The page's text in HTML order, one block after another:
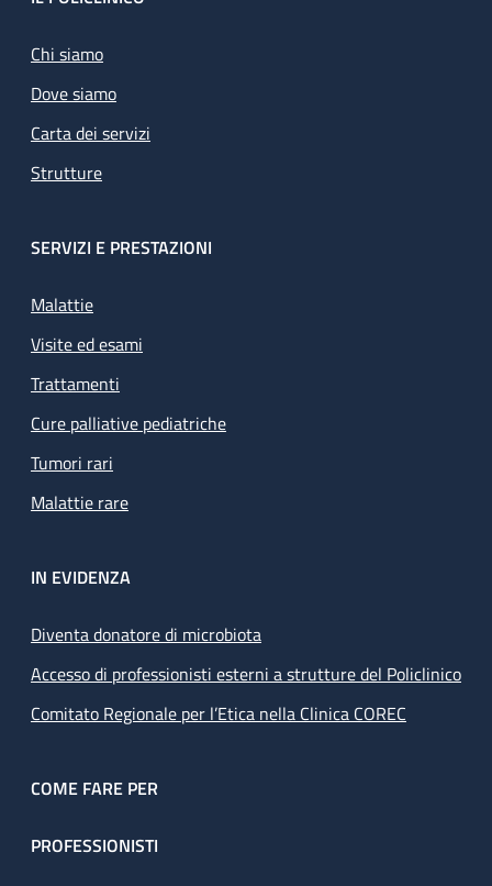
Chi siamo
Dove siamo
Carta dei servizi
Strutture
SERVIZI E PRESTAZIONI
Malattie
Visite ed esami
Trattamenti
Cure palliative pediatriche
Tumori rari
Malattie rare
IN EVIDENZA
Diventa donatore di microbiota
Accesso di professionisti esterni a strutture del Policlinico
Comitato Regionale per l’Etica nella Clinica COREC
COME FARE PER
PROFESSIONISTI